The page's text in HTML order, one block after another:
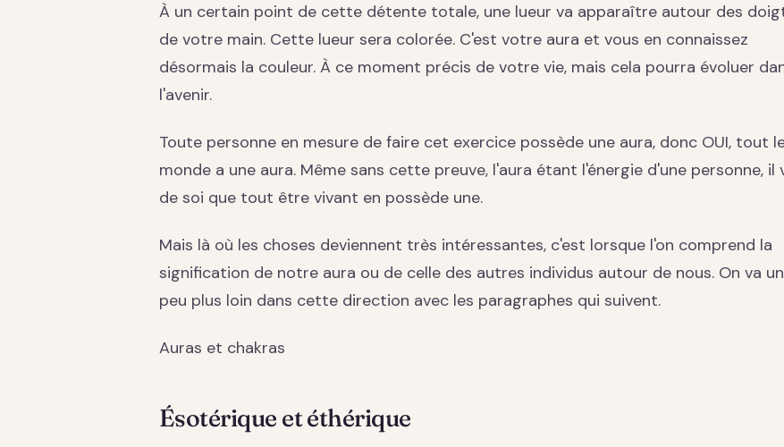
À un certain point de cette détente totale, une lueur va apparaître autour des
de votre main. Cette lueur sera colorée. C'est votre aura et vous en connaissez
désormais la couleur. À ce moment précis de votre vie, mais cela pourra évoluer
l'avenir.
Toute personne en mesure de faire cet exercice possède une aura, donc OUI, tout
monde a une aura. Même sans cette preuve, l'aura étant l'énergie d'une personne, il
de soi que tout être vivant en possède une.
Mais là où les choses deviennent très intéressantes, c'est lorsque l'on comprend la
signification de notre aura ou de celle des autres individus autour de nous. On va un
peu plus loin dans cette direction avec les paragraphes qui suivent.
Auras et chakras
Ésotérique et éthérique